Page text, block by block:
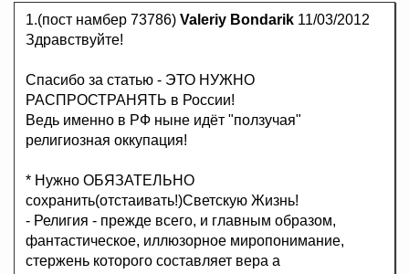
1.(пост намбер 73786) Valeriy Bondarik 11/03/2012
Здравствуйте!
Спасибо за статью - ЭТО НУЖНО
РАСПРОСТРАНЯТЬ в России!
Ведь именно в РФ ныне идёт "ползучая"
религиозная оккупация!
* Нужно ОБЯЗАТЕЛЬНО
сохранить(отстаивать!)Светскую Жизнь!
- Религия - прежде всего, и главным образом,
фантастическое, иллюзорное миропонимание,
стержень которого составляет вера а